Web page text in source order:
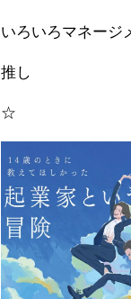
いろいろマネージ
推し
☆